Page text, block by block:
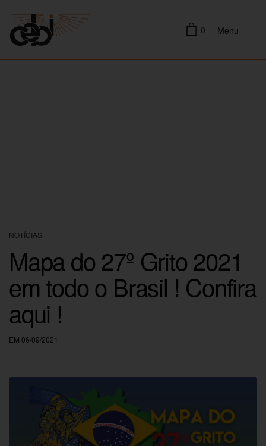
0 Menu
NOTÍCIAS
Mapa do 27º Grito 2021
em todo o Brasil ! Confira
aqui !
EM 06/09/2021